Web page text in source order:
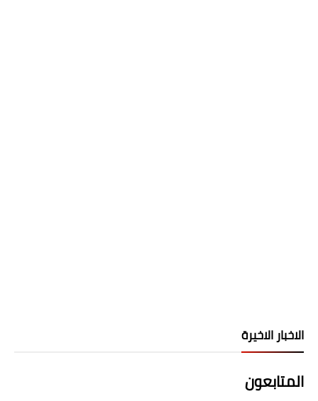
الاخبار الاخيرة
المتابعون